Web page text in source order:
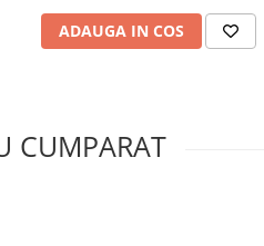
ADAUGA IN COS
CUMPARAT